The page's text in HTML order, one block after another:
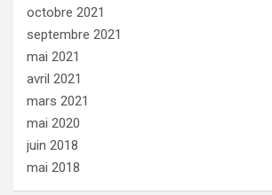
octobre 2021
septembre 2021
mai 2021
avril 2021
mars 2021
mai 2020
juin 2018
mai 2018